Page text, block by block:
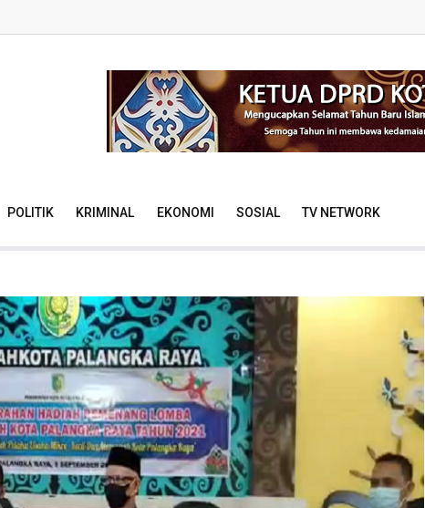
POLITIK KRIMINAL EKONOMI SOSIAL TV NETWORK